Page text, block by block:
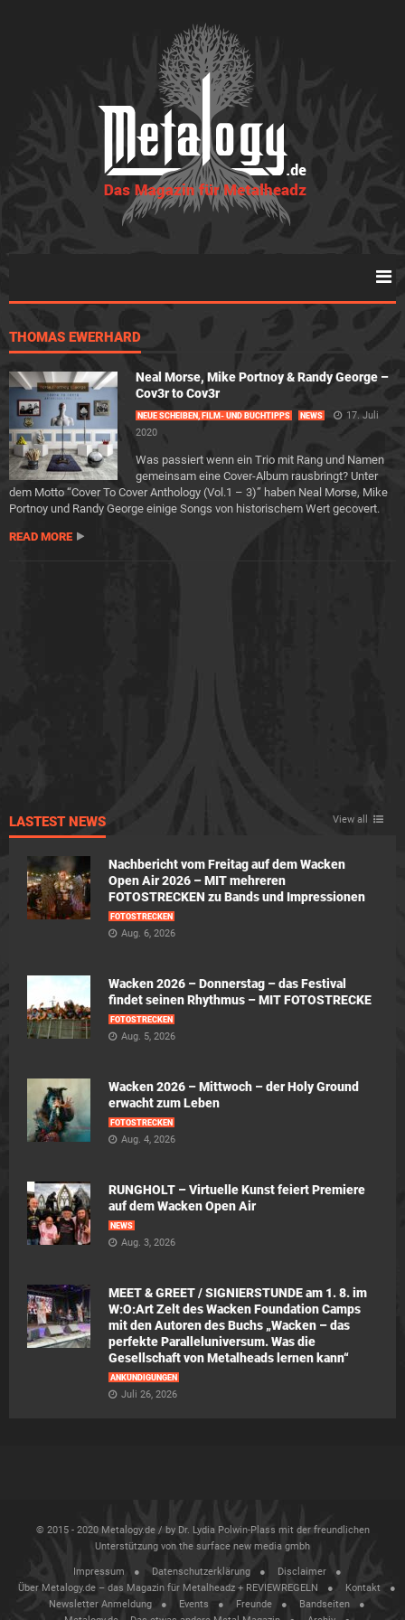
THOMAS EWERHARD
Neal Morse, Mike Portnoy & Randy George –
Cov3r to Cov3r
NEUE SCHEIBEN, FILM- UND BUCHTIPPS NEWS
17. Juli
2020
Was passiert wenn ein Trio mit Rang und Namen
gemeinsam eine Cover-Album rausbringt? Unter
dem Motto “Cover To Cover Anthology (Vol.1 – 3)” haben Neal Morse, Mike
Portnoy und Randy George einige Songs von historischem Wert gecovert.
READ MORE
LASTEST NEWS View all
Nachbericht vom Freitag auf dem Wacken
Open Air 2026 – MIT mehreren
FOTOSTRECKEN zu Bands und Impressionen
FOTOSTRECKEN
Aug. 6, 2026
Wacken 2026 – Donnerstag – das Festival
findet seinen Rhythmus – MIT FOTOSTRECKE
FOTOSTRECKEN
Aug. 5, 2026
Wacken 2026 – Mittwoch – der Holy Ground
erwacht zum Leben
FOTOSTRECKEN
Aug. 4, 2026
RUNGHOLT – Virtuelle Kunst feiert Premiere
auf dem Wacken Open Air
NEWS
Aug. 3, 2026
MEET & GREET / SIGNIERSTUNDE am 1. 8. im
W:O:Art Zelt des Wacken Foundation Camps
mit den Autoren des Buchs „Wacken – das
perfekte Paralleluniversum. Was die
Gesellschaft von Metalheads lernen kann“
ANKÜNDIGUNGEN
Juli 26, 2026
© 2015 - 2020 Metalogy.de / by Dr. Lydia Polwin-Plass mit der freundlichen
Unterstützung von the surface new media gmbh
Impressum Datenschutzerklärung
Disclaimer
Über Metalogy.de – das Magazin für Metalheadz + REVIEWREGELN
Kontakt
Newsletter Anmeldung
Events Freunde
Bandseiten